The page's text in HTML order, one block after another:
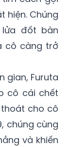
hiện. Chúng
đốt bàn
cô càng trở
gian, Furuta
cô cái chết
cho cô
chúng cùng
và khiến